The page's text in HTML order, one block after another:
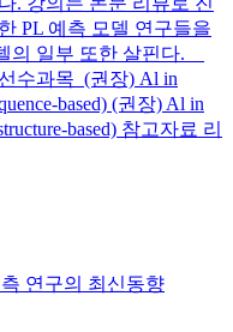
PL 예측 모델 연구들을
의 일부 또한 살핀다.
수과목 (권장) Al in
based) (권장) Al in
based) 참고자료 리